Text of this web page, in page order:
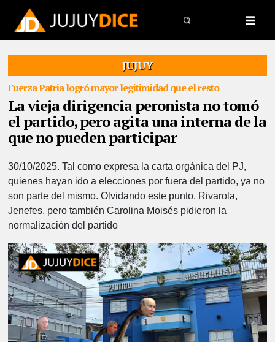
JUJUY
Fuerza Patria logró mayor legitimidad que el resto
La vieja dirigencia peronista no tomó
el partido, pero agita una interna de la
que no pueden participar
30/10/2025. Tal como expresa la carta orgánica del PJ,
quienes hayan ido a elecciones por fuera del partido, ya no
son parte del mismo. Olvidando este punto, Rivarola,
Jenefes, pero también Carolina Moisés pidieron la
normalización del partido